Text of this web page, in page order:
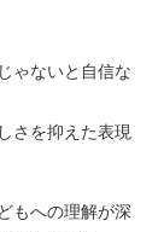
ゃないと自信な
さを抑えた表現
もへの理解が深